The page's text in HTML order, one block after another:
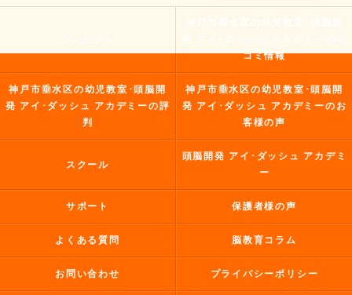
コミ情報
神戸市垂水区の幼児教室･頭脳開
発 アイ･ダッシュ アカデミーの評
判
神戸市垂水区の幼児教室･頭脳開
発 アイ･ダッシュ アカデミーのお
客様の声
スクール
頭脳開発 アイ･ダッシュ アカデミ
ー
サポート 保護者様の声
よくある質問 脳教育コラム
お問い合わせ プライバシーポリシー